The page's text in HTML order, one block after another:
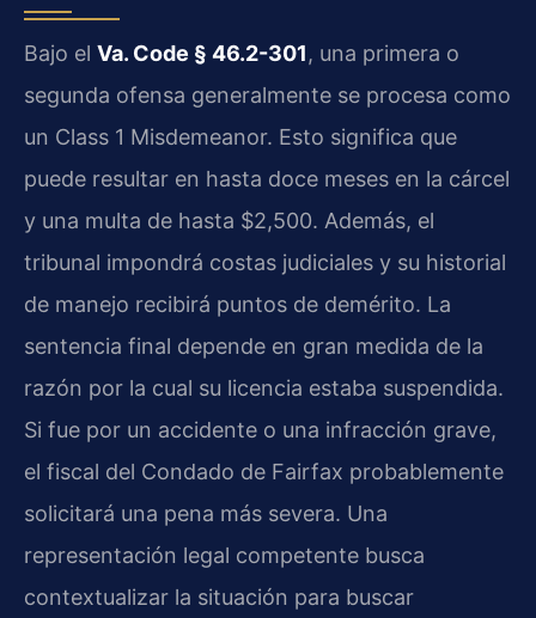
Bajo el Va. Code § 46.2-301, una primera o
segunda ofensa generalmente se procesa como
un Class 1 Misdemeanor. Esto significa que
puede resultar en hasta doce meses en la cárcel
y una multa de hasta $2,500. Además, el
tribunal impondrá costas judiciales y su historial
de manejo recibirá puntos de demérito. La
sentencia final depende en gran medida de la
razón por la cual su licencia estaba suspendida.
Si fue por un accidente o una infracción grave,
el fiscal del Condado de Fairfax probablemente
solicitará una pena más severa. Una
representación legal competente busca
contextualizar la situación para buscar